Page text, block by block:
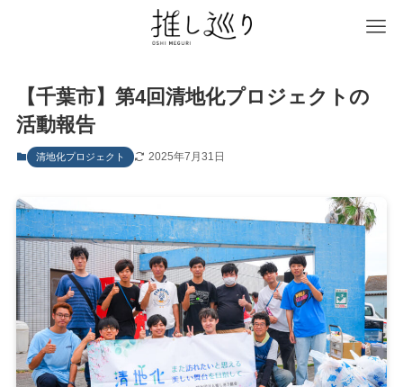
【千葉市】第4回清地化プロジェクトの
活動報告
清地化プロジェクト 2025年7月31日